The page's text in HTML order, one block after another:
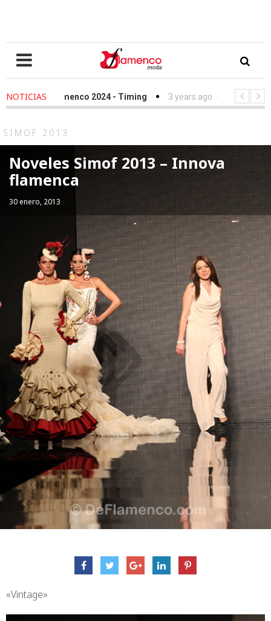
NOTICIAS2024 - Timing 3 years ago - Simof 2023 - Timing
SIMOF 2013
Noveles Simof 2013 – Innova
flamenca
30 enero, 2013
«Vintage»